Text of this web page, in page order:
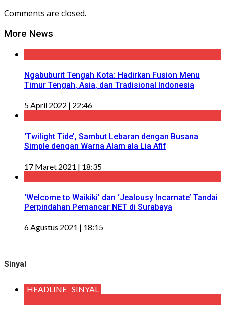
Comments are closed.
More News
Ngabuburit Tengah Kota: Hadirkan Fusion Menu
Timur Tengah, Asia, dan Tradisional Indonesia
5 April 2022 | 22:46
‘Twilight Tide’, Sambut Lebaran dengan Busana
Simple dengan Warna Alam ala Lia Afif
17 Maret 2021 | 18:35
‘Welcome to Waikiki’ dan ‘Jealousy Incarnate’ Tandai
Perpindahan Pemancar NET di Surabaya
6 Agustus 2021 | 18:15
Sinyal
HEADLINE SINYAL